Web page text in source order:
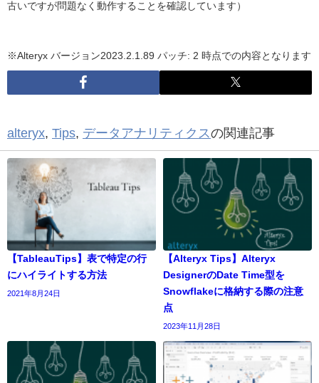
古いですが問題なく動作することを確認しています）
※Alteryx バージョン2023.2.1.89 パッチ: 2 時点での内容となります
alteryx, Tips, データアナリティクスの関連記事
【TableauTips】表で特定の行
にハイライトする方法
2021年8月24日
【Alteryx Tips】Alteryx
DesignerのDate Time型を
Snowflakeに格納する際の注意
点
2023年11月28日